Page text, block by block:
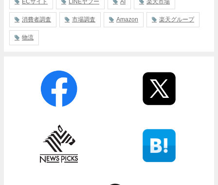
ECサイト LINEヤフー AI 楽天市場
消費者調査 市場調査 Amazon 楽天グループ
物流